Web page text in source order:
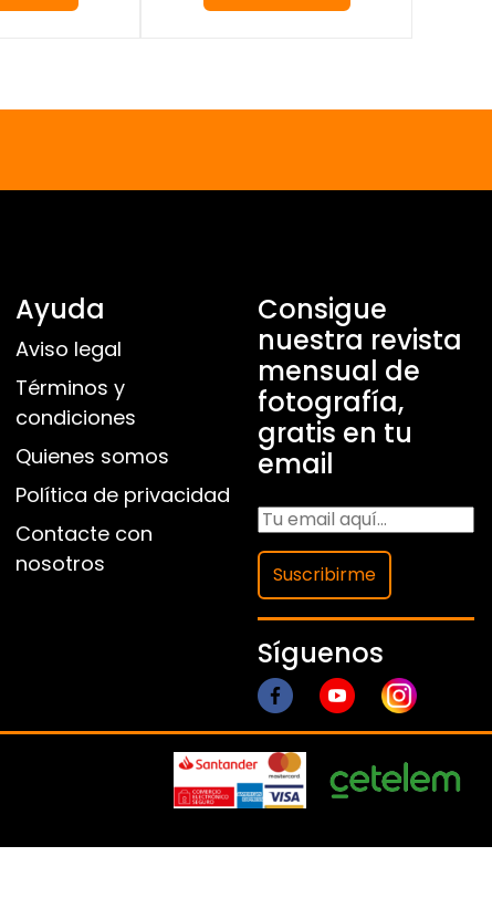
Ayuda
Aviso legal
Términos y
condiciones
Quienes somos
Política de privacidad
Contacte con
nosotros
Consigue
nuestra revista
mensual de
fotografía,
gratis en tu
email
Suscribirme
Síguenos